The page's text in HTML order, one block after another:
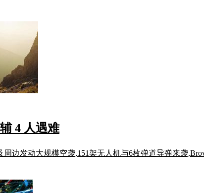
4 人遇难
周边发动大规模空袭,151架无人机与6枚弹道导弹来袭